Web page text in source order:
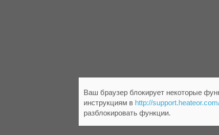
Ваш браузер блокирует некоторые
инструкциям в http://
разблокировать функции.